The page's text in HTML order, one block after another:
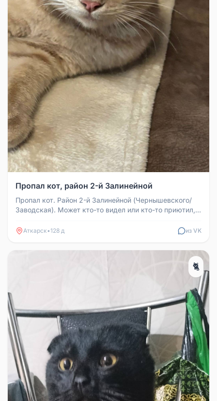
Пропал кот, район 2-й Залинейной
Пропал кот. Район 2-й Залинейной (Чернышевского/
Заводская). Может кто-то видел или кто-то приютил,
Аткарск•128 д из VK
🐈